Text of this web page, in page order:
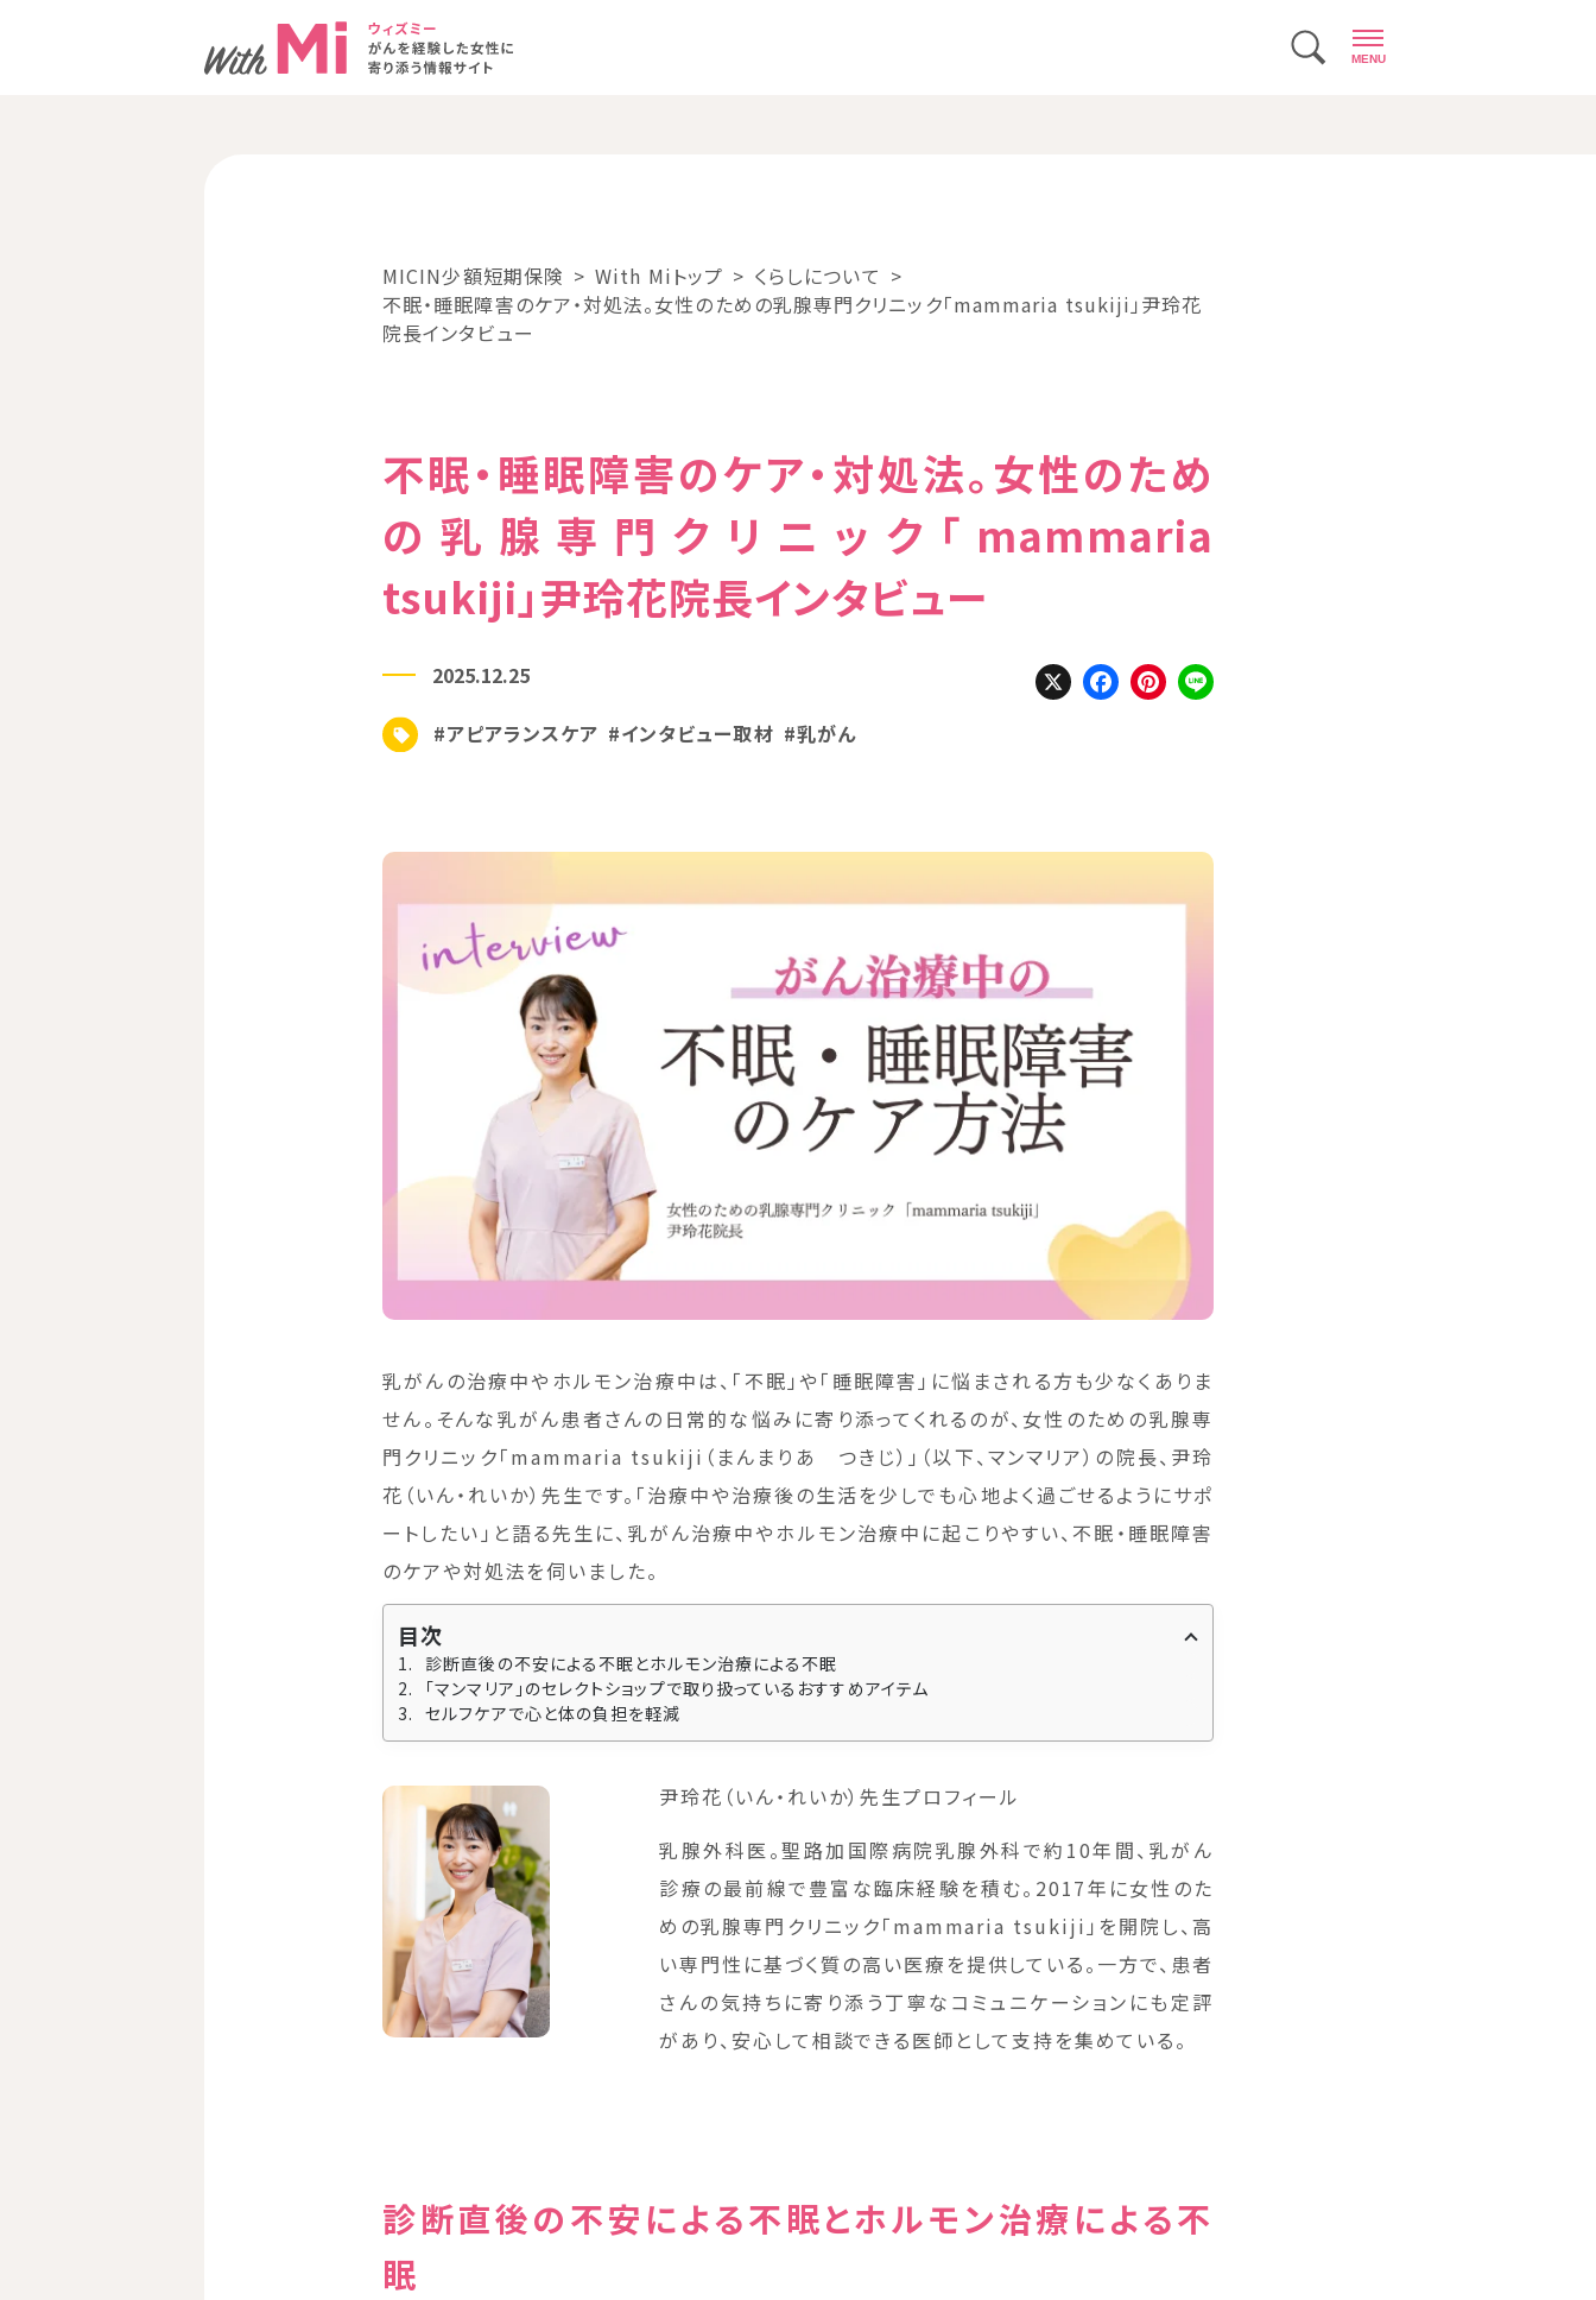
MENU
MICIN少額短期保険 With Miトップ
くらしについて
不眠・睡眠障害のケア・対処法。女性のための乳腺専門クリニック「mammaria tsukiji」尹玲花
院長インタビュー
不眠・睡眠障害のケア・対処法。女性のため
の乳腺専門クリニック「mammaria
tsukiji」尹玲花院長インタビュー
2025.12.25
#アピアランスケア #インタビュー取材 #乳がん
X Facebook
Pinterest
乳がんの治療中やホルモン治療中は、「不眠」や「睡眠障害」に悩まされる方も少なくありま
せん。そんな乳がん患者さんの日常的な悩みに寄り添ってくれるのが、女性のための乳腺専
門クリニック「mammaria tsukiji（まんまりあ つきじ）」（以下、マンマリア）の院長、尹玲
花（いん・れいか）先生です。「治療中や治療後の生活を少しでも心地よく過ごせるようにサポ
ートしたい」と語る先生に、乳がん治療中やホルモン治療中に起こりやすい、不眠・睡眠障害
のケアや対処法を伺いました。
目次
診断直後の不安による不眠とホルモン治療による不眠
「マンマリア」のセレクトショップで取り扱っているおすすめアイテム
セルフケアで心と体の負担を軽減
尹玲花（いん・れいか）先生プロフィール
乳腺外科医。聖路加国際病院乳腺外科で約10年間、乳がん
診療の最前線で豊富な臨床経験を積む。2017年に女性のた
めの乳腺専門クリニック「mammaria tsukiji」を開院し、高
い専門性に基づく質の高い医療を提供している。一方で、患者
さんの気持ちに寄り添う丁寧なコミュニケーションにも定評
があり、安心して相談できる医師として支持を集めている。
診断直後の不安による不眠とホルモン治療による不
眠